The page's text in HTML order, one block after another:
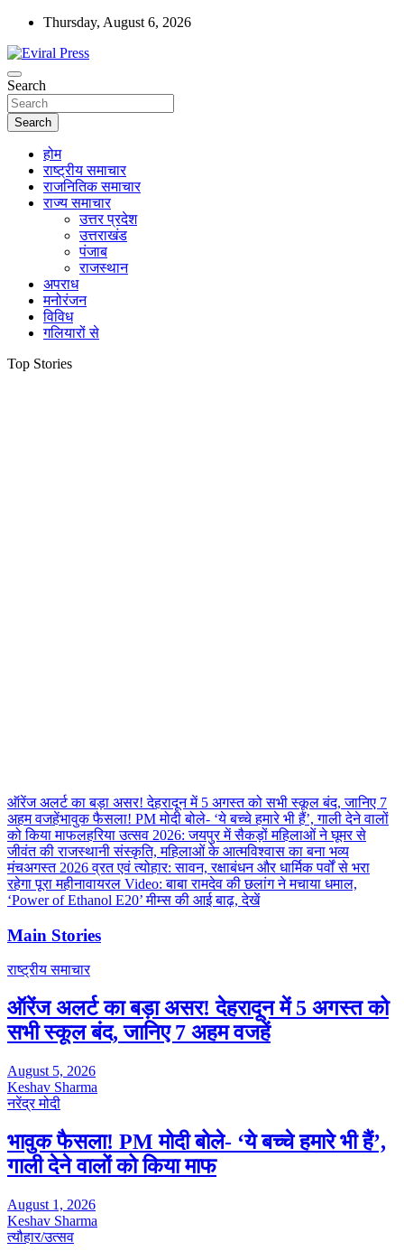
Skip
content
Thursday, August 6, 2026
Eviral Press
Eviral Press: Headlines for the Viral Era
Search
Search
होम
राष्ट्रीय समाचार
राजनितिक समाचार
राज्य समाचार
उत्तर प्रदेश
उत्तराखंड
पंजाब
राजस्थान
अपराध
मनोरंजन
विविध
गलियारों से
Top Stories
ऑरेंज अलर्ट का बड़ा असर! देहरादून में 5 अगस्त को सभी स्कूल बंद, जानिए 7
अहम वजहेंभावुक फैसला! PM मोदी बोले- ‘ये बच्चे हमारे भी हैं’, गाली देने वालों
को किया माफलहरिया उत्सव 2026: जयपुर में सैकड़ों महिलाओं ने घूमर से
जीवंत की राजस्थानी संस्कृति, महिलाओं के आत्मविश्वास का बना भव्य
मंचअगस्त 2026 व्रत एवं त्योहार: सावन, रक्षाबंधन और धार्मिक पर्वों से भरा
रहेगा पूरा महीनावायरल Video: बाबा रामदेव की छलांग ने मचाया धमाल,
‘Power of Ethanol E20’ मीम्स की आई बाढ़, देखें
Main Stories
राष्ट्रीय समाचार
ऑरेंज अलर्ट का बड़ा असर! देहरादून में 5 अगस्त को
सभी स्कूल बंद, जानिए 7 अहम वजहें
August 5, 2026
Keshav Sharma
नरेंद्र मोदी
भावुक फैसला! PM मोदी बोले- ‘ये बच्चे हमारे भी हैं’,
गाली देने वालों को किया माफ
August 1, 2026
Keshav Sharma
त्यौहार/उत्सव